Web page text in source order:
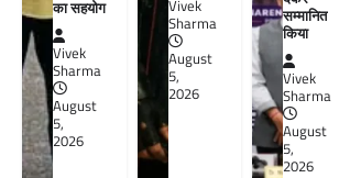
का सहयोग
Vivek
Sharma
August
5,
2026
Vivek
Sharma
August
5,
2026
सम्मानित
किया
Vivek
Sharma
August
5,
2026